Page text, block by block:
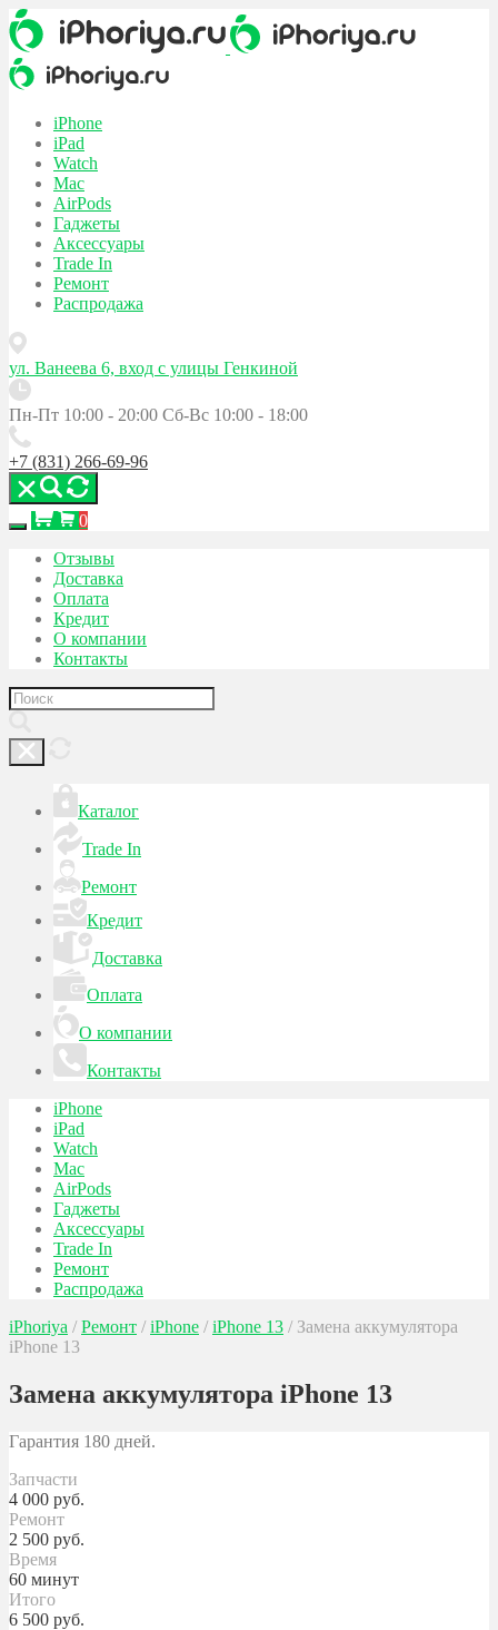
iPhone
iPad
Watch
Mac
AirPods
Гаджеты
Аксессуары
Trade In
Ремонт
Распродажа
ул. Ванеева 6, вход с улицы Генкиной
Пн-Пт 10:00 - 20:00 Сб-Вс 10:00 - 18:00
+7 (831) 266-69-96
0
Отзывы
Доставка
Оплата
Кредит
О компании
Контакты
Каталог
Trade In
Ремонт
Кредит
Доставка
Оплата
О компании
Контакты
iPhone
iPad
Watch
Mac
AirPods
Гаджеты
Аксессуары
Trade In
Ремонт
Распродажа
iPhoriya / Ремонт / iPhone / iPhone 13 / Замена аккумулятора
iPhone 13
Замена аккумулятора iPhone 13
Гарантия 180 дней.
Запчасти
4 000 руб.
Ремонт
2 500 руб.
Время
60 минут
Итого
6 500 руб.